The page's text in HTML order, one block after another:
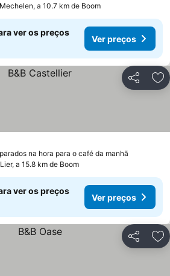
Mechelen, a 10.7 km de Boom
ver os preços
Ver preços
Partilhar
na hora para o café da manhã
Lier, a 15.8 km de Boom
ver os preços
Ver preços
Partilhar